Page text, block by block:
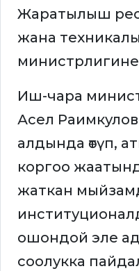
Жаратылыш
жана техникалык
Иш-чара
Асел
алдында өтүп,
коргоо
жаткан
ошондой эле
соолукка